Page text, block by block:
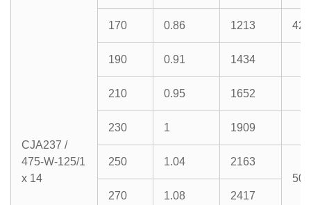
CJA237 /
475-W-125/1
x 14
170 0.86 1213
190 0.91 1434
210 0.95 1652
230 1 1909
250 1.04
2163
500
270
1.08 2417